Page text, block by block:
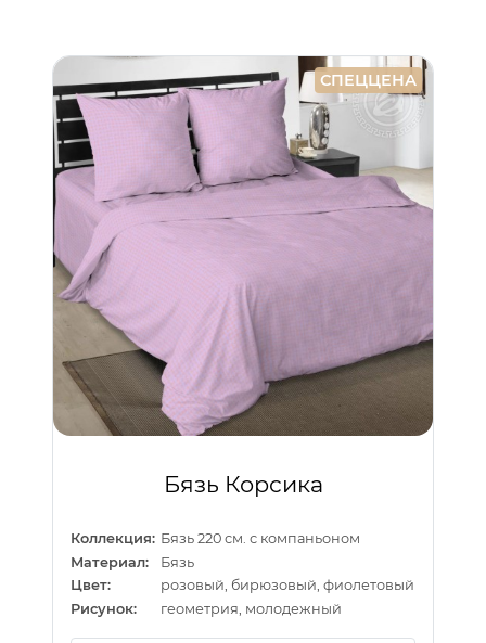
СПЕЦЦЕНА
Бязь Корсика
Коллекция: Бязь 220 см. с компаньоном
Материал:
Бязь
Цвет:
розовый, бирюзовый, фиолетовый
Рисунок:
геометрия, молодежный